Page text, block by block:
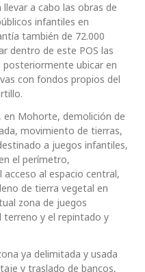
a cabo las obras de
infantiles en
también de 72.000
dentro de este POS las
posteriormente ubicar en
con fondos propios del
en Mohorte, demolición de
movimiento de tierras,
a juegos infantiles,
el perímetro,
al espacio central,
de tierra vegetal en
zona de juegos
terreno y el repintado y
ya delimitada y usada
y traslado de bancos,